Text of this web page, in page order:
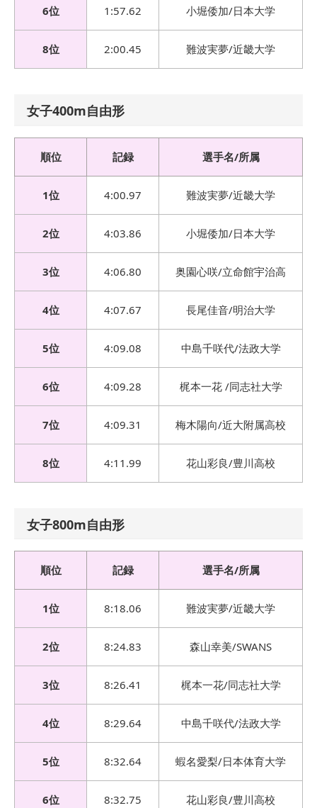
6位 1:57.62 小堀倭加/日本大学
8位 2:00.45 難波実夢/近畿大学
女子400m自由形
順位 記録 選手名/所属
1位 4:00.97 難波実夢/近畿大学
2位 4:03.86 小堀倭加/日本大学
3位 4:06.80 奥園心咲/立命館宇治高
4位 4:07.67 長尾佳音/明治大学
5位 4:09.08 中島千咲代/法政大学
6位 4:09.28 梶本一花 /同志社大学
7位 4:09.31 梅木陽向/近大附属高校
8位 4:11.99 花山彩良/豊川高校
女子800m自由形
順位 記録 選手名/所属
1位 8:18.06 難波実夢/近畿大学
2位 8:24.83 森山幸美/SWANS
3位 8:26.41 梶本一花/同志社大学
4位 8:29.64 中島千咲代/法政大学
5位 8:32.64 蝦名愛梨/日本体育大学
6位 8:32.75 花山彩良/豊川高校